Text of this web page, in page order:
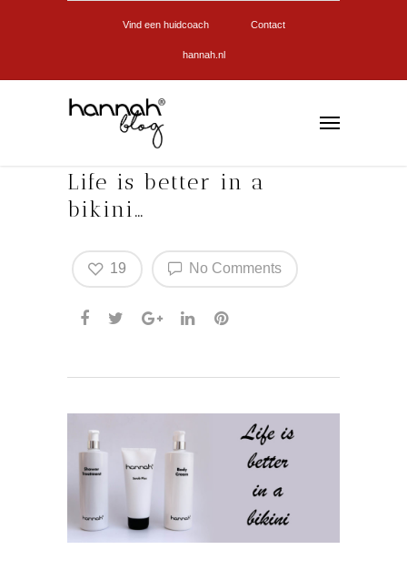
Vind een huidcoach Contact
hannah.nl
Life is better in a
bikini…
No Comments
19